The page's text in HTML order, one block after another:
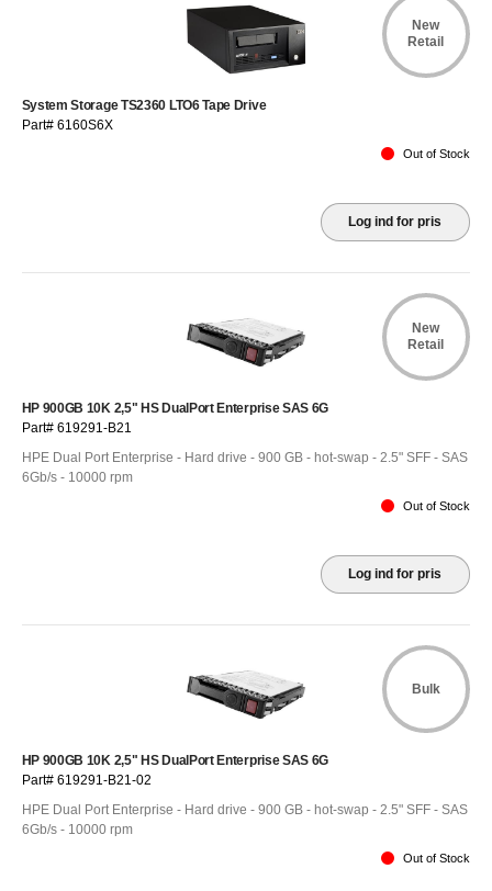
New
Retail
System Storage TS2360 LTO6 Tape Drive
Part# 6160S6X
Out of Stock
Log ind for pris
New
Retail
HP 900GB 10K 2,5" HS DualPort Enterprise SAS 6G
Part# 619291-B21
HPE Dual Port Enterprise - Hard drive - 900 GB - hot-swap - 2.5" SFF - SAS
6Gb/s - 10000 rpm
Out of Stock
Log ind for pris
Bulk
HP 900GB 10K 2,5" HS DualPort Enterprise SAS 6G
Part# 619291-B21-02
HPE Dual Port Enterprise - Hard drive - 900 GB - hot-swap - 2.5" SFF - SAS
6Gb/s - 10000 rpm
Out of Stock